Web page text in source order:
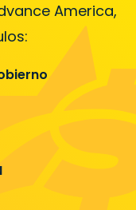
America,